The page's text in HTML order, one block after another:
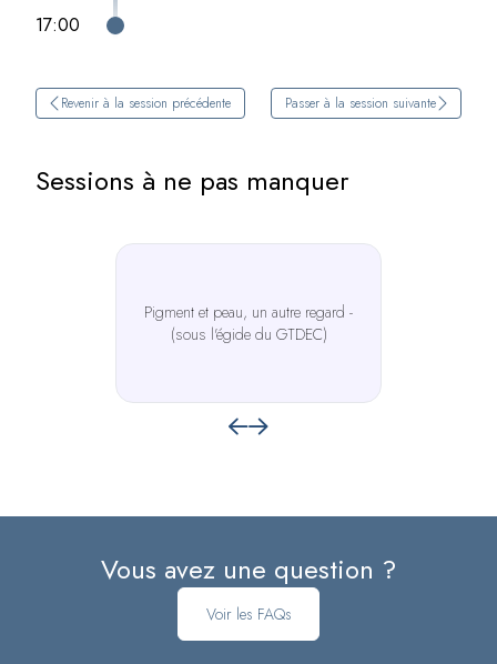
17:00
Revenir à la session précédente Passer à la session suivante
Sessions à ne pas manquer
Pigment et peau, un autre regard -
(sous l'égide du GTDEC)
Vous avez une question ?
Voir les FAQs